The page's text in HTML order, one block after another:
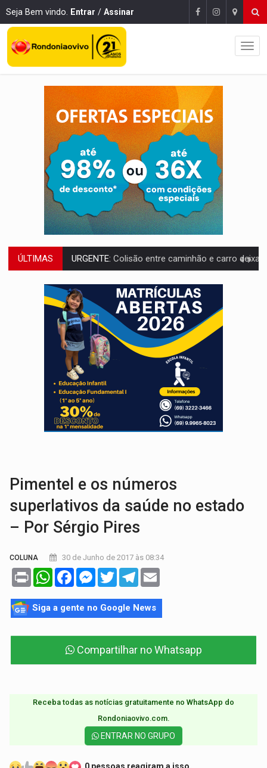
Seja Bem vindo. Entrar / Assinar
ÚLTIMAS URGENTE: Colisão entre caminhão e carro deixa quatro mortos e um em
ENCONTRO:Amazônia Negra ganha projeção nacional com participação de
PREVISÃO: Porto Velho tem chances de chuvas isoladas nesta
SINDICATOS UNIDOS:Assembleia Geral delibera greve da educação
PROCESSO SELETIVO: Rondoniaovivo abre oficina de Comunicação com
AGOSTO LILÁS: MPRO lança de portal e promove reflexão sobre trajetória da
REGULARIZAÇÃO: Refis 2026 segue até o fim do ano para
ROLIM DE MOURA: Programa da Energisa beneficia 60 famílias com geladeiras
Pimentel e os números
superlativos da saúde no estado
– Por Sérgio Pires
COLUNA 30 de Junho de 2017 às 08:34
Print WhatsAppFacebookMessenger
TwitterTelegram
Siga a gente no Google News
Compartilhar no Whatsapp
Receba todas as notícias gratuitamente no WhatsApp do
Rondoniaovivo.com.​
ENTRAR NO GRUPO